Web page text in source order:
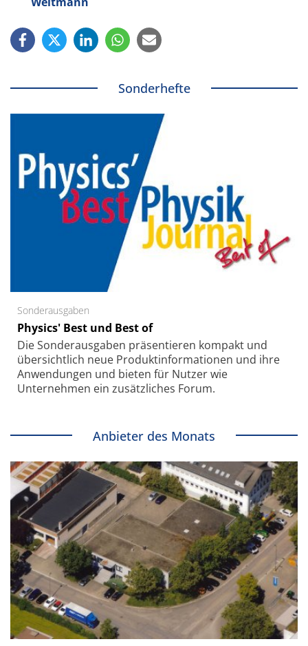
Sonderhefte
Sonderausgaben
Physics' Best und Best of
Die Sonder­ausgaben präsentieren kompakt und
übersichtlich neue Produkt­informationen und ihre
Anwendungen und bieten für Nutzer wie
Unternehmen ein zusätzliches Forum.
Anbieter des Monats